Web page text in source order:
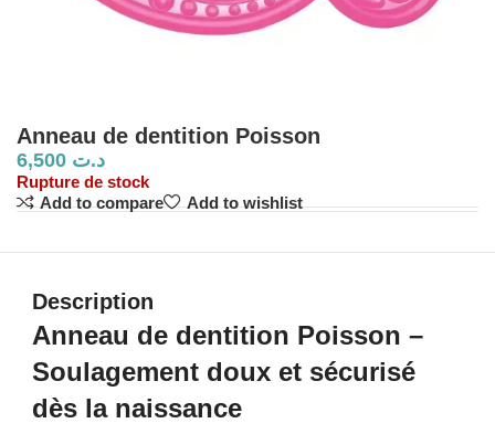
Anneau de dentition Poisson
د.ت
Rupture de stock
Add to compare
Add to wishlist
Description
Anneau de dentition Poisson –
Soulagement doux et sécurisé
dès la naissance